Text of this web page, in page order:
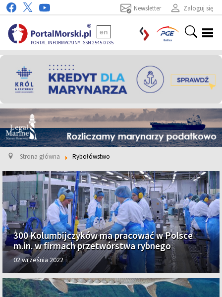
Zaloguj się
Newsletter
PORTAL INFORMACYJNY ISSN 2545-0735
en
Strona główna Rybołówstwo
300 Kolumbijczyków ma pracować w Polsce
m.in. w firmach przetwórstwa rybnego
02 września 2022